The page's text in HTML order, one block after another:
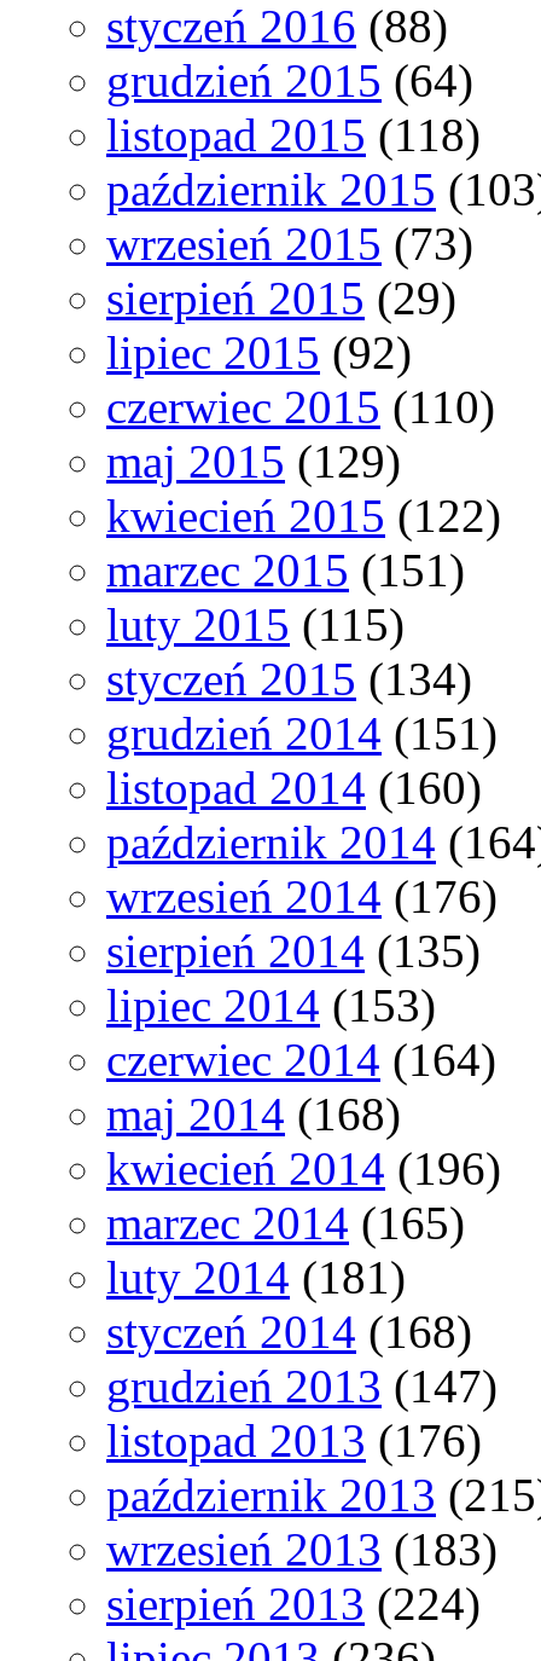
styczeń 2016 (88)
grudzień 2015 (64)
listopad 2015 (118)
październik 2015
wrzesień 2015 (73)
sierpień 2015 (29)
lipiec 2015 (92)
czerwiec 2015 (110)
maj 2015 (129)
kwiecień 2015 (122)
marzec 2015 (151)
luty 2015 (115)
styczeń 2015 (134)
grudzień 2014 (151)
listopad 2014 (160)
październik 2014
wrzesień 2014 (176)
sierpień 2014 (135)
lipiec 2014 (153)
czerwiec 2014 (164)
maj 2014 (168)
kwiecień 2014 (196)
marzec 2014 (165)
luty 2014 (181)
styczeń 2014 (168)
grudzień 2013 (147)
listopad 2013 (176)
październik 2013
wrzesień 2013 (183)
sierpień 2013 (224)